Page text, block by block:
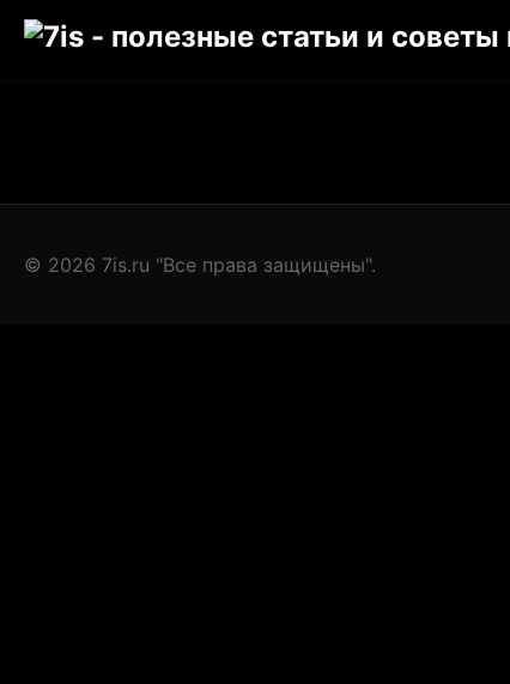
© 2026 7is.ru "Все права защищены".